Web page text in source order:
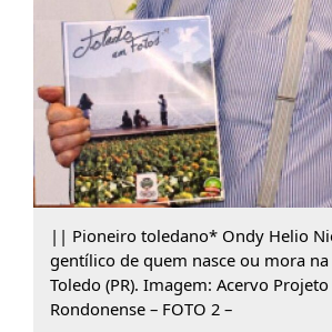
|| Pioneiro toledano* Ondy Helio
gentílico de quem nasce ou mora
Toledo (PR). Imagem: Acervo
Rondonense – FOTO 2 –